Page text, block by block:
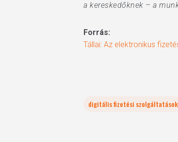
a kereskedőknek – a
Forrás:
Tállai: Az elektronikus
digitális fizetési szolgáltatások